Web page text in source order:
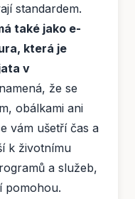
standardem.
také jako e-
která je
v
že se
obálkami ani
vám ušetří čas a
k životnímu
a služeb,
pomohou.